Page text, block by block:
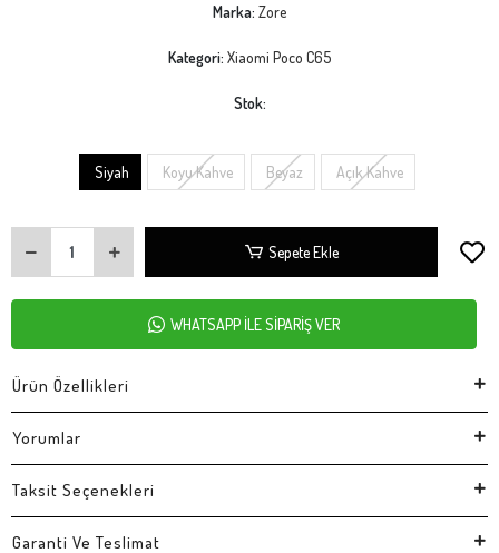
Marka: Zore
Kategori: Xiaomi Poco C65
Stok:
Siyah Koyu Kahve Beyaz Açık Kahve
Sepete Ekle
WHATSAPP İLE SİPARİŞ VER
Ürün Özellikleri
Yorumlar
Taksit Seçenekleri
Garanti Ve Teslimat